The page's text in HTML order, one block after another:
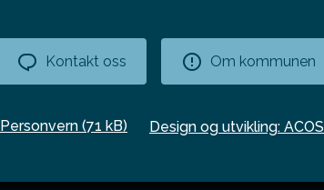
Kontakt oss Om kommunen
Personvern (71 kB) Design og utvikling: ACOS